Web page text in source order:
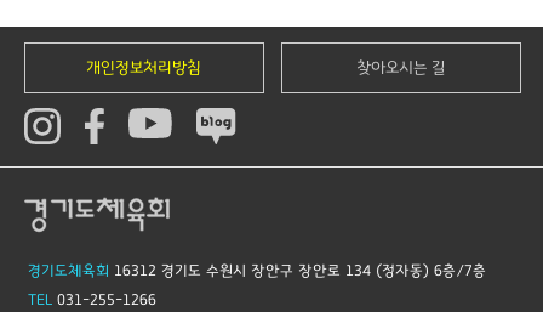
개인정보처리방침 찾아오시는 길
경기도체육회 16312 경기도 수원시 장안구 장안로 134 (정자동) 6층/7층
TEL 031-255-1266